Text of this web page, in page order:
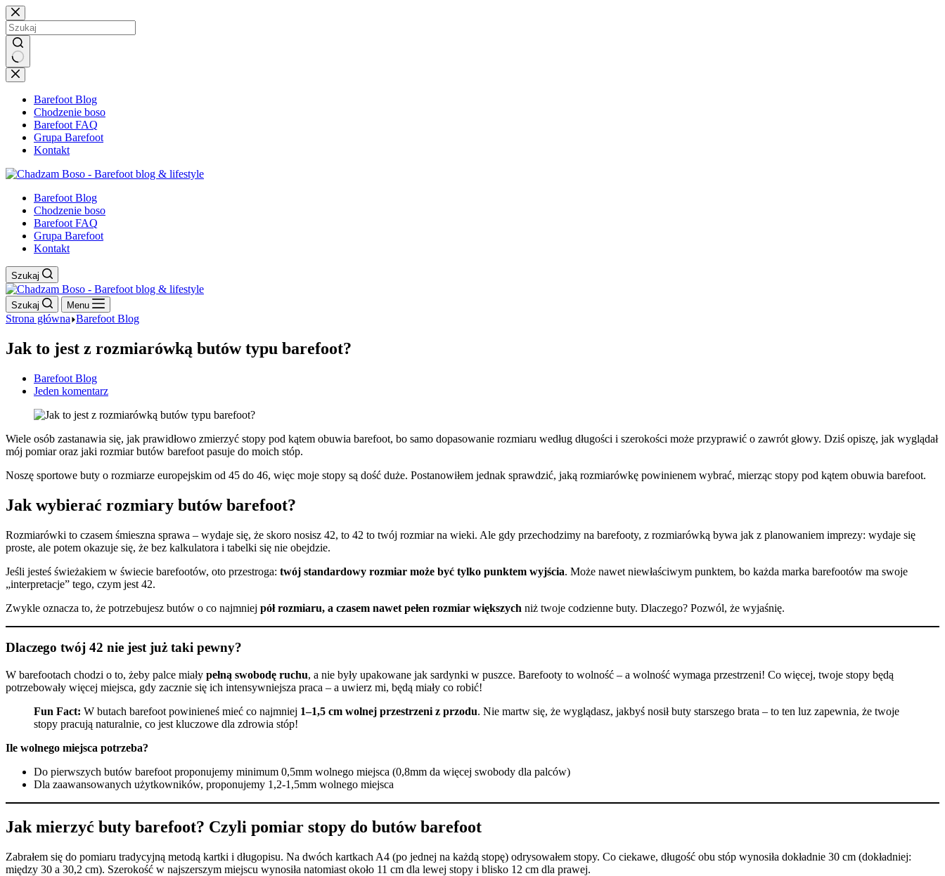
Przejdź
do
treści
Brak
wyników
Barefoot Blog
Chodzenie boso
Barefoot FAQ
Grupa Barefoot
Kontakt
Barefoot Blog
Chodzenie boso
Barefoot FAQ
Grupa Barefoot
Kontakt
Szukaj
Szukaj Menu
Strona główna Barefoot Blog
Jak to jest z rozmiarówką butów typu barefoot?
Barefoot Blog
Jeden komentarz
Wiele osób zastanawia się, jak prawidłowo zmierzyć stopy pod kątem obuwia barefoot, bo samo dopasowanie rozmiaru według długości i szerokości może przyprawić o zawrót głowy. Dziś opiszę, jak wyglądał
mój pomiar oraz jaki rozmiar butów barefoot pasuje do moich stóp.
Noszę sportowe buty o rozmiarze europejskim od 45 do 46, więc moje stopy są dość duże. Postanowiłem jednak sprawdzić, jaką rozmiarówkę powinienem wybrać, mierząc stopy pod kątem obuwia barefoot.
Jak wybierać rozmiary butów barefoot?
Rozmiarówki to czasem śmieszna sprawa – wydaje się, że skoro nosisz 42, to 42 to twój rozmiar na wieki. Ale gdy przechodzimy na barefooty, z rozmiarówką bywa jak z planowaniem imprezy: wydaje się
proste, ale potem okazuje się, że bez kalkulatora i tabelki się nie obejdzie.
Jeśli jesteś świeżakiem w świecie barefootów, oto przestroga: twój standardowy rozmiar może być tylko punktem wyjścia. Może nawet niewłaściwym punktem, bo każda marka barefootów ma swoje
„interpretacje” tego, czym jest 42.
Zwykle oznacza to, że potrzebujesz butów o co najmniej pół rozmiaru, a czasem nawet pełen rozmiar większych niż twoje codzienne buty. Dlaczego? Pozwól, że wyjaśnię.
Dlaczego twój 42 nie jest już taki pewny?
W barefootach chodzi o to, żeby palce miały pełną swobodę ruchu, a nie były upakowane jak sardynki w puszce. Barefooty to wolność – a wolność wymaga przestrzeni! Co więcej, twoje stopy będą
potrzebowały więcej miejsca, gdy zacznie się ich intensywniejsza praca – a uwierz mi, będą miały co robić!
Fun Fact: W butach barefoot powinieneś mieć co najmniej 1–1,5 cm wolnej przestrzeni z przodu. Nie martw się, że wyglądasz, jakbyś nosił buty starszego brata – to ten luz zapewnia, że twoje
stopy pracują naturalnie, co jest kluczowe dla zdrowia stóp!
Ile wolnego miejsca potrzeba?
Do pierwszych butów barefoot proponujemy minimum 0,5mm wolnego miejsca (0,8mm da więcej swobody dla palców)
Dla zaawansowanych użytkowników, proponujemy 1,2-1,5mm wolnego miejsca
Jak mierzyć buty barefoot? Czyli pomiar stopy do butów barefoot
Zabrałem się do pomiaru tradycyjną metodą kartki i długopisu. Na dwóch kartkach A4 (po jednej na każdą stopę) odrysowałem stopy. Co ciekawe, długość obu stóp wynosiła dokładnie 30 cm (dokładniej:
między 30 a 30,2 cm). Szerokość w najszerszym miejscu wynosiła natomiast około 11 cm dla lewej stopy i blisko 12 cm dla prawej.